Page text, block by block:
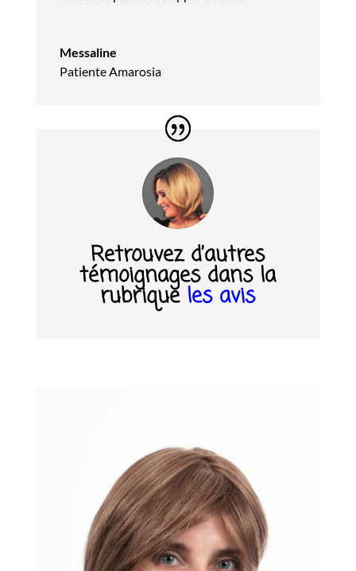
Messaline
Patiente Amarosia
Retrouvez d’autres
témoignages dans la
rubrique les avis